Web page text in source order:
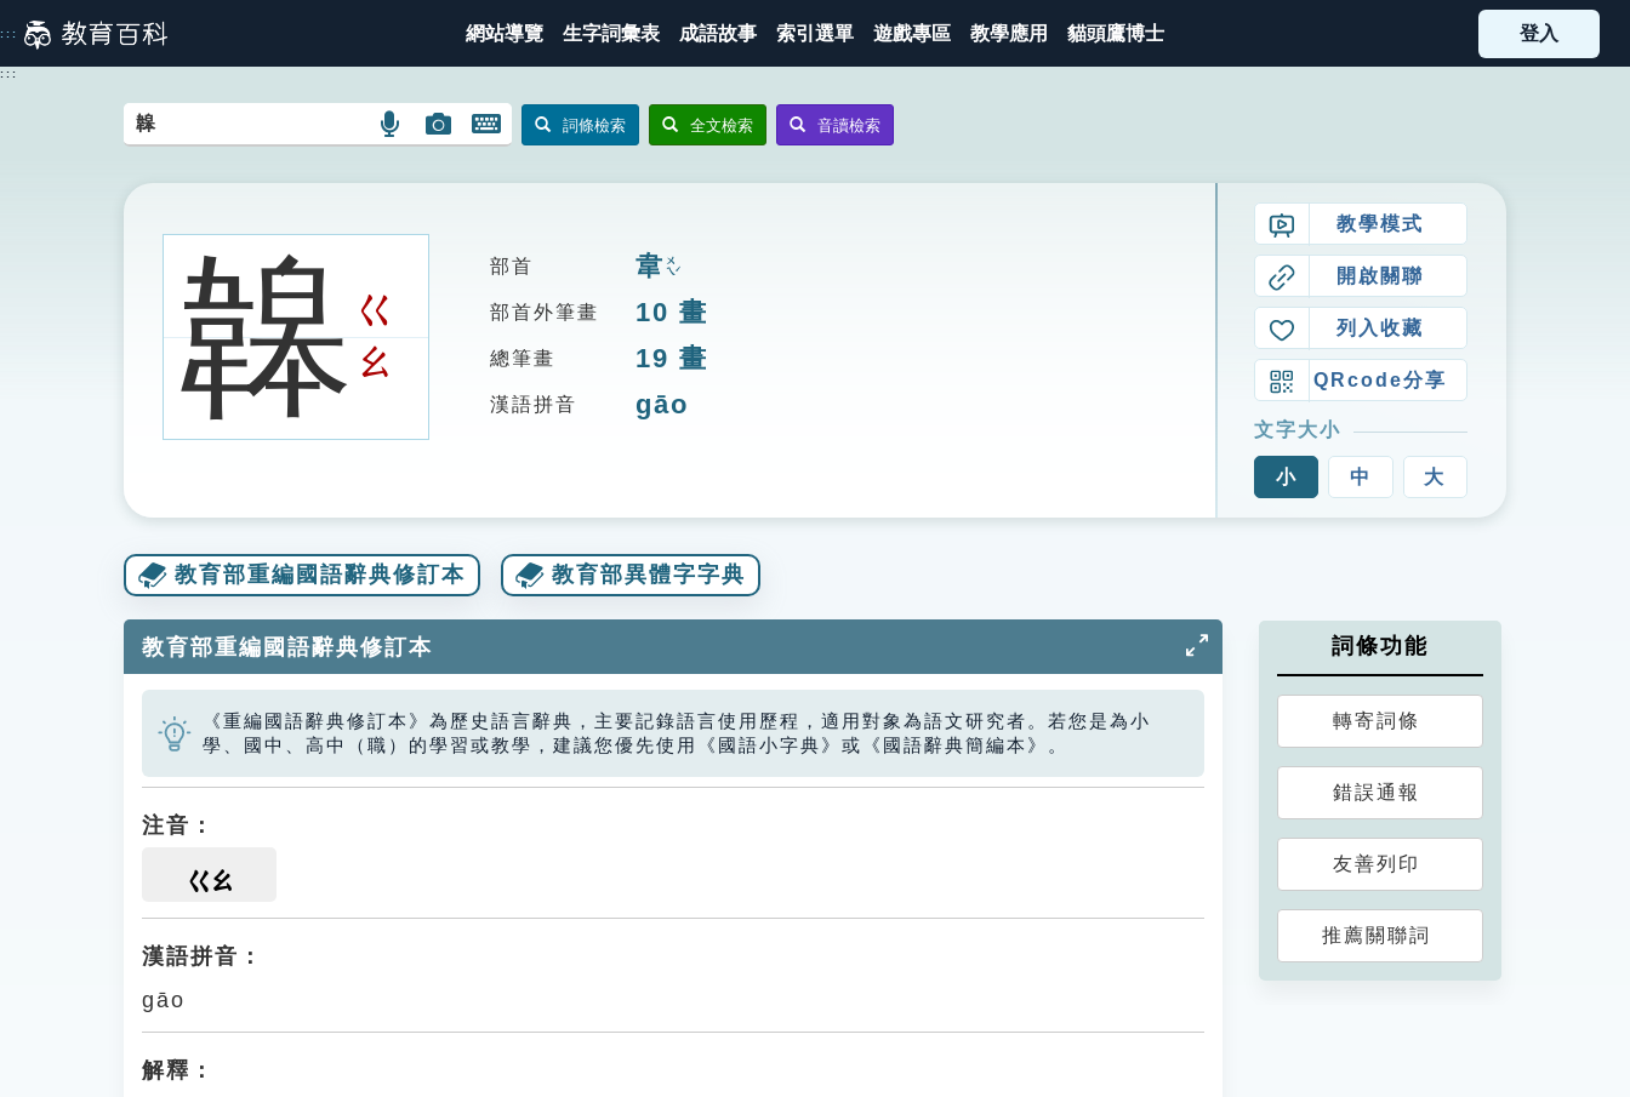
到
主
::: 網站導覽 生字詞彙表 成語故事 索引選單 遊戲專區 教學應用 貓頭鷹博士 登入
:::
語
搜
圖
圖
搜
開
鍵
示
詞條檢索 全文檢索 音讀檢索
韟ㄍ
ㄠ
部首 韋ㄨㄟˊ
部首外筆畫 10 畫
總筆畫 19 畫
漢語拼音 gāo
教學模式
開啟關聯
列入收藏
QRcode分享
文字大小
小 中 大
教育部重編國語辭典修訂本 教育部異體字字典
教育部重編國語辭典修訂本
《重編國語辭典修訂本》為歷史語言辭典，主要記錄語言使用歷程，適用對象為語文研究者。若您是為小
學、國中、高中（職）的學習或教學，建議您優先使用《國語小字典》或《國語辭典簡編本》。
注音：
ㄍㄠ
漢語拼音：
gāo
解釋：
詞條功能
轉寄詞條
錯誤通報
友善列印
推薦關聯詞